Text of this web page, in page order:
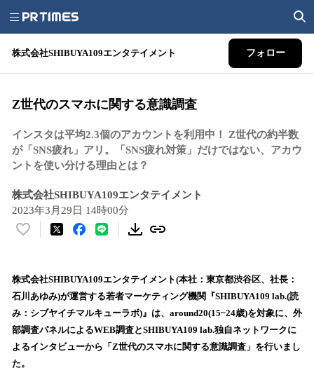
株式会社SHIBUYA109エンタテイメント フォロー
Z世代のスマホに関する意識調査
インスタは平均2.3個のアカウントを利用中！ Z世代の約半数
が「SNS疲れ」アリ。「SNS疲れ対策」だけではない、アカウ
ントを使い分ける理由とは？
株式会社SHIBUYA109エンタテイメント
2023年3月29日 14時00分
い
！
数
を
読
込
み
株式会社SHIBUYA109エンタテイメント(本社：東京都渋谷区、社長：
石川あゆみ)が運営する若者マーケティング機関『SHIBUYA109 lab.(読
み：シブヤイチマルキューラボ)』は、around20(15~24歳)を対象に、外
部調査パネルによるWEB調査とSHIBUYA109 lab.独自ネットワークに
よるインタビューから「Z世代のスマホに関する意識調査」を行いまし
た。